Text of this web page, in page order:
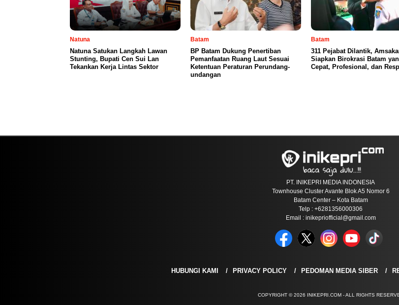
Natuna
Natuna Satukan Langkah Lawan
Stunting, Bupati Cen Sui Lan
Tekankan Kerja Lintas Sektor
Batam
BP Batam Dukung Penertiban
Pemanfaatan Ruang Laut Sesuai
Ketentuan Peraturan Perundang-
undangan
Batam
311 Pejabat Dilantik,
Siapkan Birokrasi Batam
Cepat, Profesional, dan
PT. INIKEPRI MEDIA INDONESIA
Townhouse Cluster Avante Blok A5 Nomor 6
Batam Center – Kota Batam
Telp : +6281356000306
Email : inikepriofficial@gmail.com
HUBUNGI KAMI PRIVACY POLICY PEDOMAN MEDIA SIBER
COPYRIGHT © 2026 INIKEPRI.COM - ALL RIGHTS